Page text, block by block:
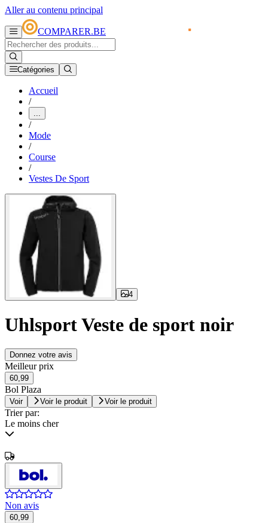
Aller au contenu principal
COMPARER.BE
Catégories
Accueil
/
...
/
Mode
/
Course
/
Vestes De Sport
4
Uhlsport Veste de sport noir
Donnez votre avis
Meilleur prix
60,99
Bol Plaza
Voir Voir le produit Voir le produit
Trier par:
Le moins cher
Non avis
60,99